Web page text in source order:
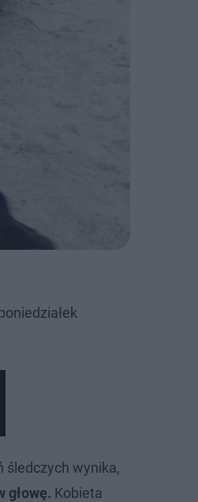
śledczych wynika,
głowę. Kobieta